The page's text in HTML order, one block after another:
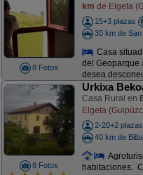
8 Fotos
km de Elgeta
15+3 plazas
30 km de
Casa
del Geoparque
desea
8 Fotos
Urkixa
Casa Rural en
Elgeta
2-20+2 plazas
40 km de
habitaciones.